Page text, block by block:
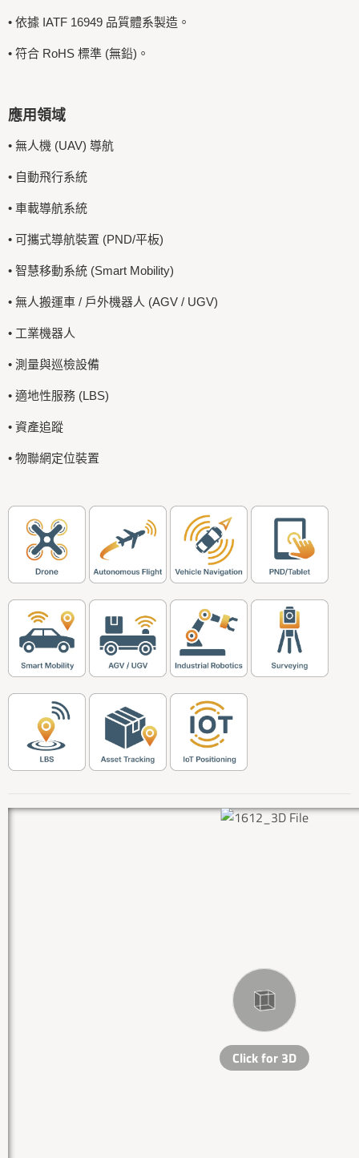
• 依據 IATF 16949 品質體系製造。
• 符合 RoHS 標準 (無鉛)。
應用領域
• 無人機 (UAV) 導航
• 自動飛行系統
• 車載導航系統
• 可攜式導航裝置 (PND/平板)
• 智慧移動系統 (Smart Mobility)
• 無人搬運車 / 戶外機器人 (AGV / UGV)
• 工業機器人
• 測量與巡檢設備
• 適地性服務 (LBS)
• 資產追蹤
• 物聯網定位裝置